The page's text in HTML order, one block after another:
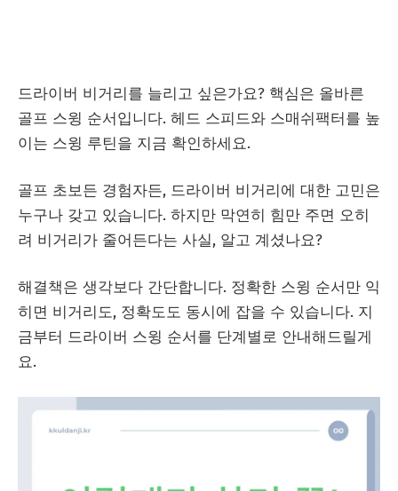
드라이버 비거리를 늘리고 싶은가요? 핵심은 올바른
골프 스윙 순서입니다. 헤드 스피드와 스매쉬팩터를 높
이는 스윙 루틴을 지금 확인하세요.
골프 초보든 경험자든, 드라이버 비거리에 대한 고민은
누구나 갖고 있습니다. 하지만 막연히 힘만 주면 오히
려 비거리가 줄어든다는 사실, 알고 계셨나요?
해결책은 생각보다 간단합니다. 정확한 스윙 순서만 익
히면 비거리도, 정확도도 동시에 잡을 수 있습니다. 지
금부터 드라이버 스윙 순서를 단계별로 안내해드릴게
요.